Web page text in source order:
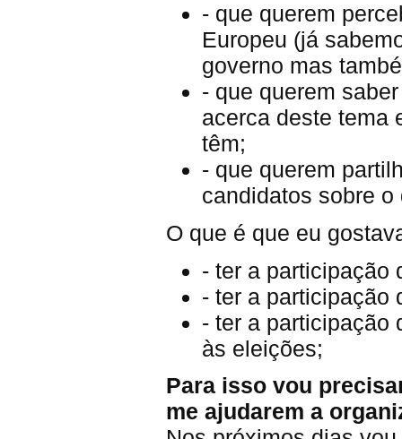
- que querem
Europeu (já
governo mas
- que querem
acerca deste tema
têm;
- que querem
candidatos sobre
O que é que eu
- ter a participação
- ter a participação
- ter a participação
às eleições;
Para isso vou
me ajudarem a